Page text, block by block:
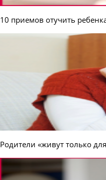
10 приемов отучить
Родители «живут только